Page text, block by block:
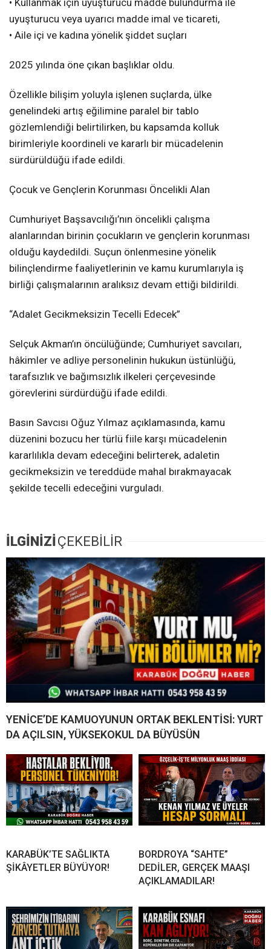
uyuşturucu veya uyarıcı madde imal ve ticareti,
• Aile içi ve kadına yönelik şiddet suçları
2025 yılında öne çıkan başlıklar oldu.
Özellikle bilişim yoluyla işlenen suçlarda, ülke
genelindeki artış eğilimine paralel bir tablo
gözlemlendiği belirtilirken, bu kapsamda kolluk
birimleriyle koordineli ve kararlı bir mücadelenin
sürdürüldüğü ifade edildi.
Çocuk ve Gençlerin Korunması Öncelikli Alan
Cumhuriyet Başsavcılığı’nın öncelikli çalışma
alanlarından birinin çocukların ve gençlerin korunması
olduğu kaydedildi. Suçun önlenmesine yönelik
bilinçlendirme faaliyetlerinin ve kamu kurumlarıyla iş
birliği çalışmalarının aralıksız devam ettiği bildirildi.
“Adalet Gecikmeksizin Tecelli Edecek”
Selçuk Akman’ın öncülüğünde; Cumhuriyet savcıları,
hâkimler ve adliye personelinin hukukun üstünlüğü,
tarafsızlık ve bağımsızlık ilkeleri çerçevesinde
görevlerini sürdürdüğü ifade edildi.
Basın Savcısı Oğuz Yılmaz açıklamasında, kamu
düzenini bozucu her türlü fiile karşı mücadelenin
kararlılıkla devam edeceğini belirterek, adaletin
gecikmeksizin ve tereddüde mahal bırakmayacak
şekilde tecelli edeceğini vurguladı.
İLGİNİZİÇEKEBİLİR
YENİCE’DE KAMUOYUNUN ORTAK BEKLENTİSİ: YURT
DA AÇILSIN, YÜKSEKOKUL DA BÜYÜSÜN
KARABÜK’TE SAĞLIKTA
ŞİKÂYETLER BÜYÜYOR!
BORDROYA “SAHTE”
DEDİLER, GERÇEK MAAŞI
AÇIKLAMADILAR!